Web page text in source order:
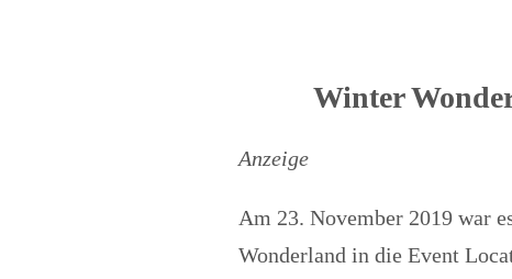
Winter
Anzeige
Am 23. November 2019 war
Wonderland in die Event